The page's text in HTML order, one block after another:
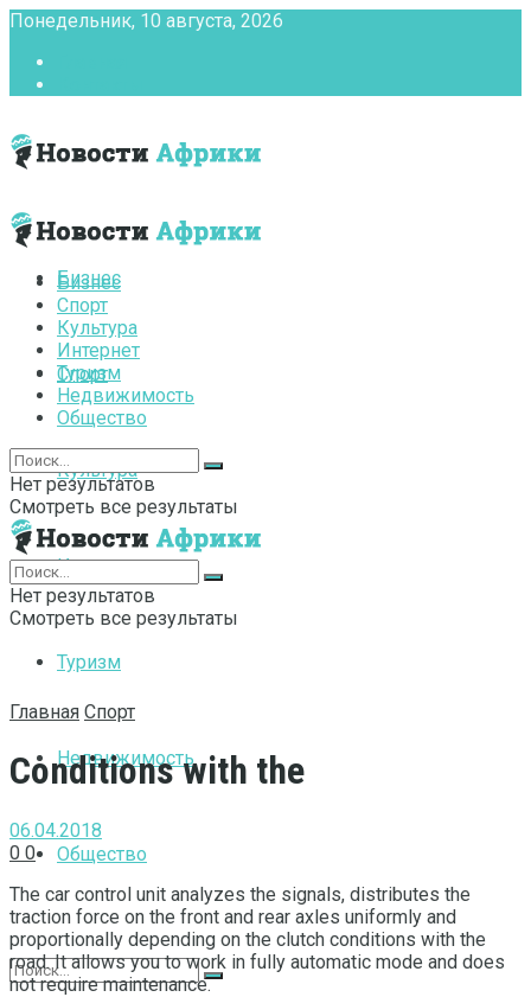
Понедельник, 10 августа, 2026
Бизнес
Спорт
Культура
Интернет
Туризм
Недвижимость
Общество
Бизнес
Спорт
Культура
Интернет
Туризм
Недвижимость
Общество
Нет результатов
Смотреть все результаты
Нет результатов
Смотреть все результаты
Главная Спорт
Conditions with the
06.04.2018
0 0
The car control unit analyzes the signals, distributes the
traction force on the front and rear axles uniformly and
proportionally depending on the clutch conditions with the
road.It allows you to work in fully automatic mode and does
not require maintenance.